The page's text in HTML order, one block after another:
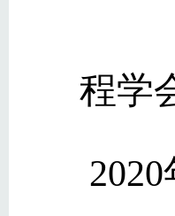
程学
2020